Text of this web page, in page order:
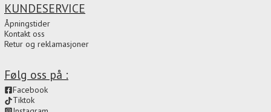
Følg oss på :
Facebook
Tiktok
KUNDESERVICE
Åpningstider
Kontakt oss
Retur og reklamasjoner